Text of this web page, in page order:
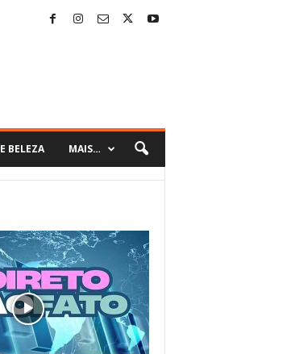
BELEZA MAIS…